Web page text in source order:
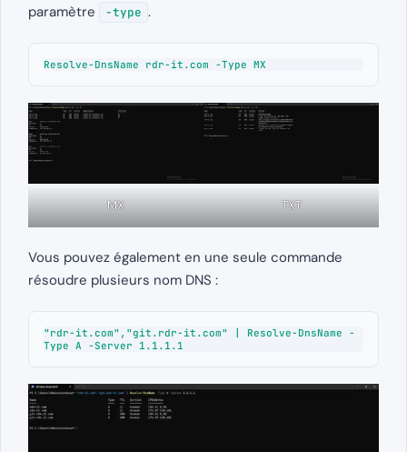
paramètre
-type .
Resolve-DnsName rdr-it.com -Type MX
MX TXT
Vous pouvez également en une seule commande
résoudre plusieurs nom DNS :
"rdr-it.com","git.rdr-it.com" | Resolve-DnsName -
Type A -Server 1.1.1.1